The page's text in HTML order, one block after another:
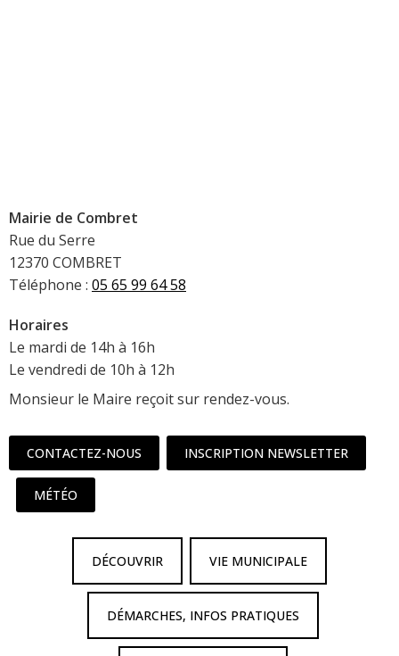
Mairie de Combret
Rue du Serre
12370 COMBRET
Téléphone : 05 65 99 64 58
Horaires
Le mardi de 14h à 16h
Le vendredi de 10h à 12h
Monsieur le Maire reçoit sur rendez-vous.
CONTACTEZ-NOUS INSCRIPTION NEWSLETTER
MÉTÉO
DÉCOUVRIR VIE MUNICIPALE
DÉMARCHES, INFOS PRATIQUES